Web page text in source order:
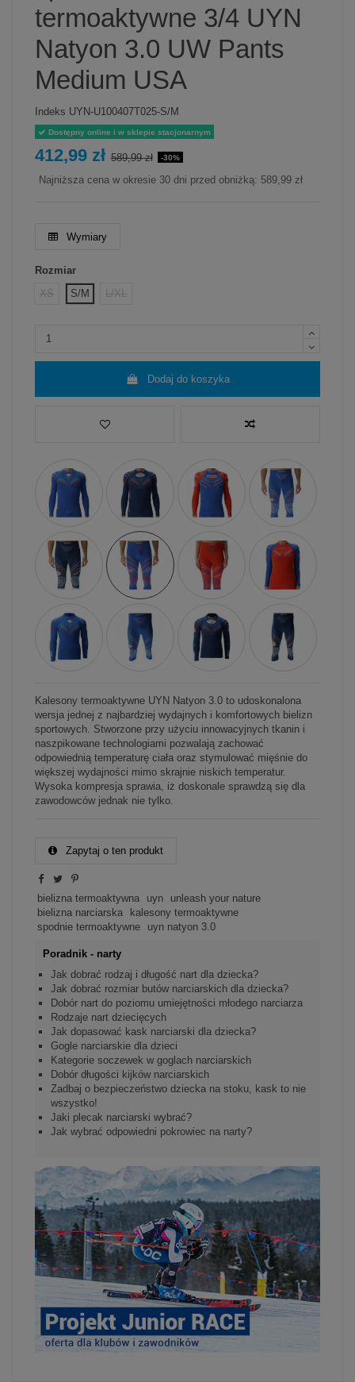
termoaktywne 3/4 UYN
Natyon 3.0 UW Pants
Medium USA
Indeks UYN-U100407T025-S/M
Dostępny online i w sklepie stacjonarnym
412,99 zł 589,99 zł -30%
Najniższa cena w okresie 30 dni przed obniżką: 589,99 zł
Wymiary
Rozmiar
XS
S/M L/XL
Dodaj do koszyka
Kalesony termoaktywne UYN Natyon 3.0 to udoskonalona
wersja jednej z najbardziej wydajnych i komfortowych bielizn
sportowych. Stworzone przy użyciu innowacyjnych tkanin i
naszpikowane technologiami pozwalają zachować
odpowiednią temperaturę ciała oraz stymulować mięśnie do
większej wydajności mimo skrajnie niskich temperatur.
Wysoka kompresja sprawia, iż doskonale sprawdzą się dla
zawodowców jednak nie tylko.
Zapytaj o ten produkt
bielizna termoaktywna uyn
unleash your nature
bielizna narciarska
kalesony termoaktywne
spodnie termoaktywne
uyn natyon 3.0
Poradnik - narty
Jak dobrać rodzaj i długość nart dla dziecka?
Jak dobrać rozmiar butów narciarskich dla dziecka?
Dobór nart do poziomu umiejętności młodego narciarza
Rodzaje nart dziecięcych
Jak dopasować kask narciarski dla dziecka?
Gogle narciarskie dla dzieci
Kategorie soczewek w goglach narciarskich
Dobór długości kijków narciarskich
Zadbaj o bezpieczeństwo dziecka na stoku, kask to nie
wszystko!
Jaki plecak narciarski wybrać?
Jak wybrać odpowiedni pokrowiec na narty?